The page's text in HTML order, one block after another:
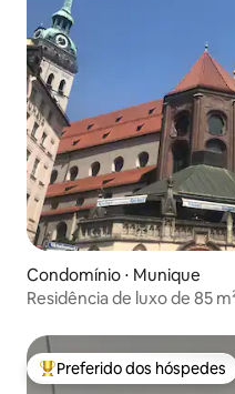
Condomínio ⋅ Munique
Residência de luxo de 85
Entre os melhores
Preferido dos hóspedes